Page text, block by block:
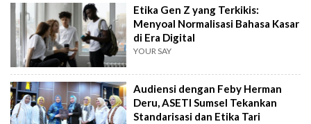
Etika Gen Z yang Terkikis:
Menyoal Normalisasi Bahasa Kasar
di Era Digital
YOUR SAY
Audiensi dengan Feby Herman
Deru, ASETI Sumsel Tekankan
Standarisasi dan Etika Tari